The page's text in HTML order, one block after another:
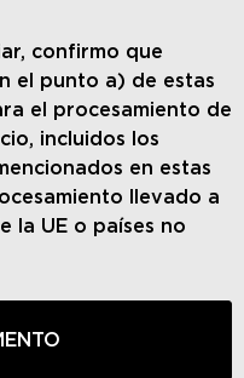
confirmo que
el punto a) de estas
el procesamiento de
incluidos los
en estas
llevado a
la UE o países no